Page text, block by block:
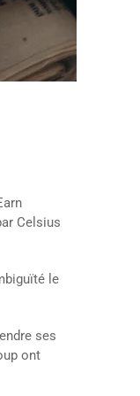
Celsius
le
ses
ont